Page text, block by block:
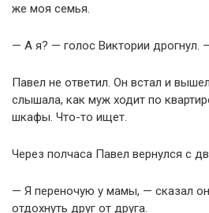
же моя семья.
— А я? — голос Виктории дрогнул.
Павел не ответил. Он встал и
слышала, как муж ходит по
шкафы. Что-то ищет.
Через полчаса Павел вернулся с
— Я переночую у мамы, — сказал
отдохнуть друг от друга.